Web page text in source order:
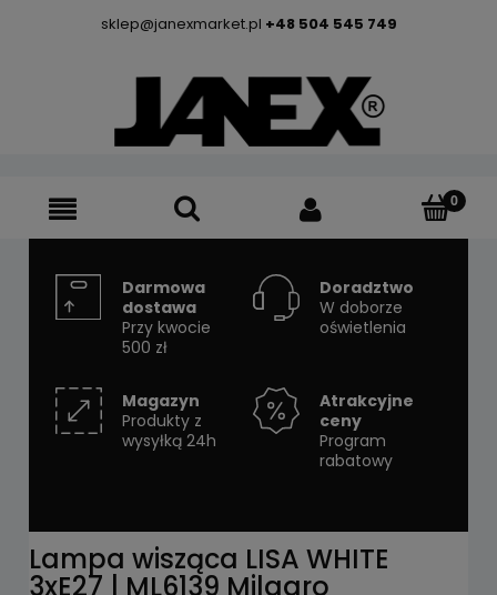
sklep@janexmarket.pl +48 504 545 749
Darmowa
dostawa
Przy kwocie
500 zł
Doradztwo
W doborze
oświetlenia
Magazyn
Produkty z
wysyłką 24h
Atrakcyjne
ceny
Program
rabatowy
Lampa wisząca LISA WHITE
3xE27 | ML6139 Milagro